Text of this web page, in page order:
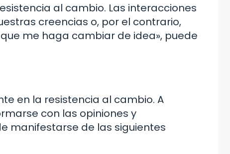
al cambio. Las interacciones
creencias o, por el contrario,
me haga cambiar de idea», puede
en la resistencia al cambio. A
con las opiniones y
manifestarse de las siguientes